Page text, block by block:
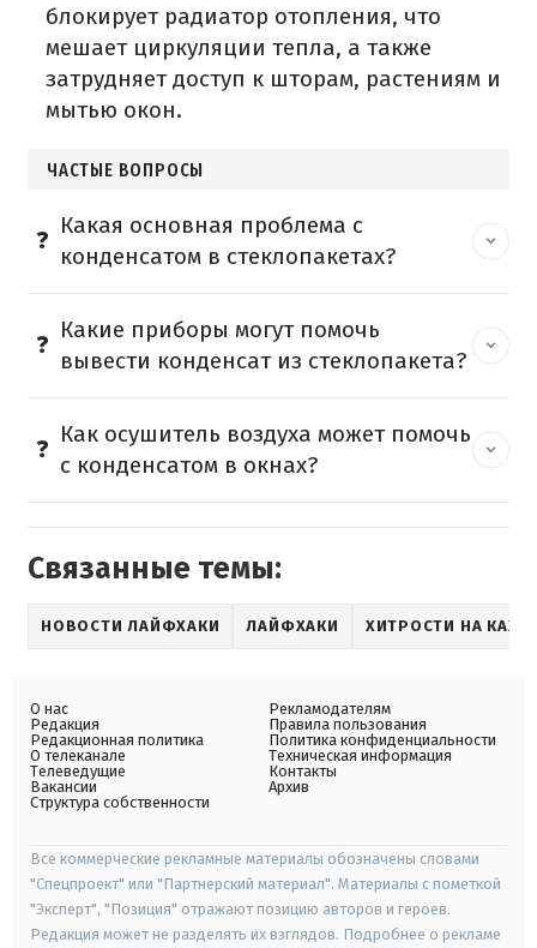
блокирует радиатор отопления, что
мешает циркуляции тепла, а также
затрудняет доступ к шторам, растениям и
мытью окон.
ЧАСТЫЕ ВОПРОСЫ
Какая основная проблема с
конденсатом в стеклопакетах?
Какие приборы могут помочь
вывести конденсат из стеклопакета?
Как осушитель воздуха может помочь
с конденсатом в окнах?
Связанные темы:
НОВОСТИ ЛАЙФХАКИ ЛАЙФХАКИ ХИТРОСТИ НА
О нас
Редакция
Редакционная политика
О телеканале
Телеведущие
Вакансии
Структура собственности
Рекламодателям
Правила пользования
Политика конфиденциальности
Техническая информация
Контакты
Архив
Все коммерческие рекламные материалы обозначены словами
"Спецпроект" или "Партнерский материал". Материалы с пометкой
"Эксперт", "Позиция" отражают позицию авторов и героев.
Редакция может не разделять их взглядов. Подробнее о рекламе